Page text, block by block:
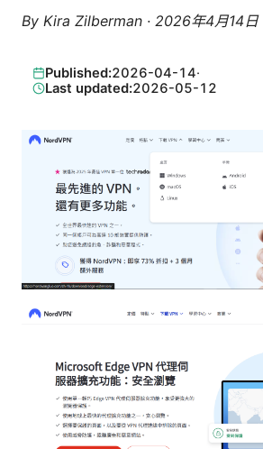
By Kira Zilberman · 2026年4月14日
Published:2026-04-14·
Last updated:2026-05-12